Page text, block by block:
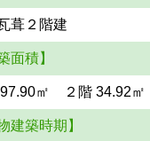
葺２階建
面積】
97.90㎡ ２階 34.92㎡
建築時期】